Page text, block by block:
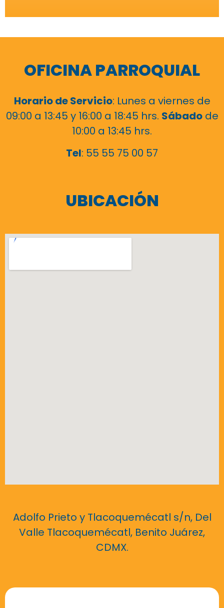
OFICINA PARROQUIAL
Horario de Servicio: Lunes a viernes de
09:00 a 13:45 y 16:00 a 18:45 hrs. Sábadode
10:00 a 13:45 hrs.
Tel: 55 55 75 00 57
UBICACIÓN
Adolfo Prieto y Tlacoquemécatl s/n, Del
Valle Tlacoquemécatl, Benito Juárez,
CDMX.